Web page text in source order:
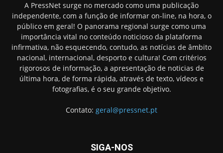
A PressNet surge no mercado como uma publicação
independente, com a função de informar on-line, na hora, o
público em geral! O panorama regional surge como uma
importância vital no conteúdo noticioso da plataforma
infirmativa, não esquecendo, contudo, as notícias de âmbito
nacional, internacional, desporto e cultura! Com critérios
rigorosos de informação, a apresentação de noticias de
última hora, de forma rápida, através de texto, vídeos e
fotografias, é o seu grande objetivo.
Contato: geral@pressnet.pt
SIGA-NOS